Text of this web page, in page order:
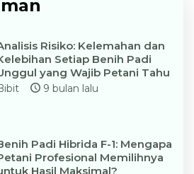
Risiko: Kelemahan dan
Setiap Benih Padi
yang Wajib Petani Tahu
9 bulan lalu
Padi Hibrida F-1: Mengapa
Profesional Memilihnya
Hasil Maksimal?